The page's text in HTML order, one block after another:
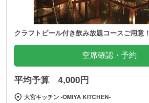
クラフトビール付き飲み放題コースご用意！
空席確認・予約
平均予算 4,000円
大宮キッチン ‐OMIYA KITCHEN‐